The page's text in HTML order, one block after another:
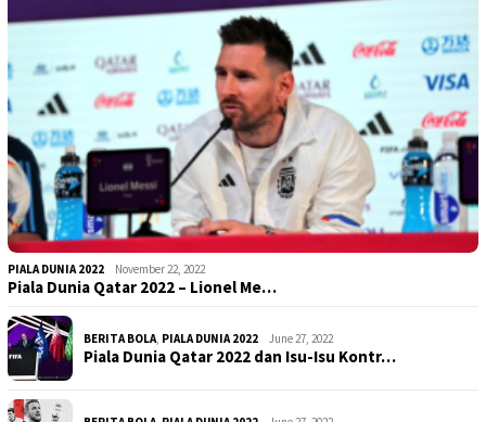
PIALA DUNIA 2022 November 22, 2022
Piala Dunia Qatar 2022 – Lionel Me…
BERITA BOLA PIALA DUNIA 2022 June 27, 2022
Piala Dunia Qatar 2022 dan Isu-Isu Kontr…